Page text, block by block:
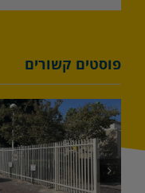
פוסטים קשורים